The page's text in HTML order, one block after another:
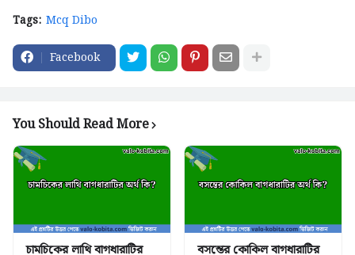
Tags: Mcq Dibo
Facebook
You Should Read More
চামচিকের লাথি বাগধারাটির বসন্তের কোকিল বাগধারাটির